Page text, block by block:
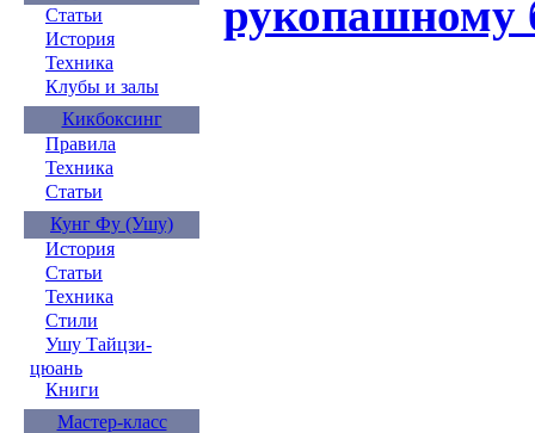
Статьи
История
Техника
Клубы и залы
Кикбоксинг
Правила
Техника
Статьи
Кунг Фу (Ушу)
История
Статьи
Техника
Стили
Ушу Тайцзи-
цюань
Книги
Мастер-класс
рукопашному